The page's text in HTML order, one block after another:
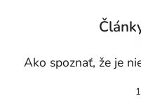
Ako spoznať, že je